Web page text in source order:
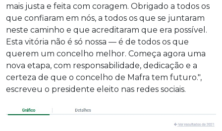
mais justa e feita com coragem. Obrigado a todos os
que confiaram em nós, a todos os que se juntaram
neste caminho e que acreditaram que era possível.
Esta vitória não é só nossa — é de todos os que
querem um concelho melhor. Começa agora uma
nova etapa, com responsabilidade, dedicação e a
certeza de que o concelho de Mafra tem futuro.",
escreveu o presidente eleito nas redes sociais.